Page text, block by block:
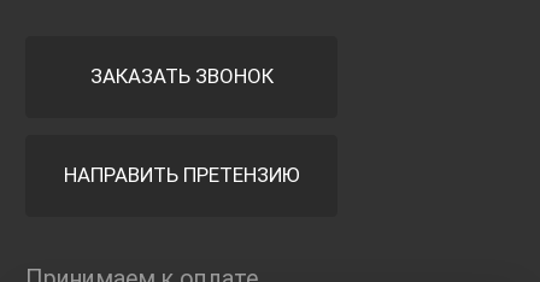
ЗАКАЗАТЬ ЗВОНОК
НАПРАВИТЬ ПРЕТЕНЗИЮ